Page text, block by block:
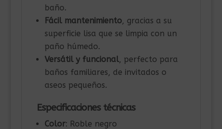
baño.
Fácil mantenimiento, gracias a su
superficie lisa que se limpia con un
paño húmedo.
Versátil y funcional, perfecto para
baños familiares, de invitados o
aseos pequeños.
Especificaciones técnicas
Color: Roble negro